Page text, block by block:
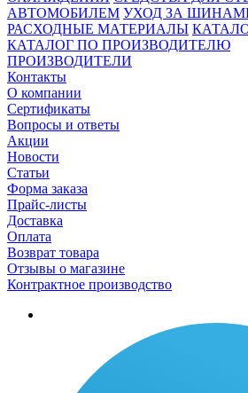
АВТОМОБИЛЕМ УХОД ЗА
РАСХОДНЫЕ МАТЕРИАЛЫ
КАТАЛОГ ПО ПРОИЗВОДИТЕЛЮ
ПРОИЗВОДИТЕЛИ
Контакты
О компании
Сертификаты
Вопросы и ответы
Акции
Новости
Статьи
Форма заказа
Прайс-листы
Доставка
Оплата
Возврат товара
Отзывы о магазине
Контрактное производство